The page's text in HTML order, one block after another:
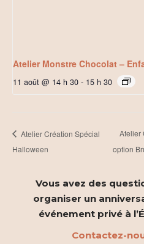
Atelier Monstre Chocolat –
11 août @ 14 h 30 - 15 h 30
Atelier Création Spécial
Halloween
Atelier
option
Vous avez des
organiser un
événement privé à
Contactez-